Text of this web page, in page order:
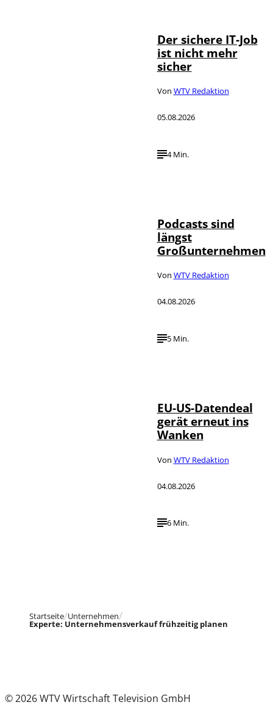
Der sichere IT-Job
ist nicht mehr
sicher
Von WTV Redaktion
05.08.2026
4 Min.
Podcasts sind
längst
Großunternehmen
Von WTV Redaktion
04.08.2026
5 Min.
EU-US-Datendeal
gerät erneut ins
Wanken
Von WTV Redaktion
04.08.2026
6 Min.
Startseite Unternehmen
Experte: Unternehmensverkauf frühzeitig planen
© 2026 WTV Wirtschaft Television GmbH